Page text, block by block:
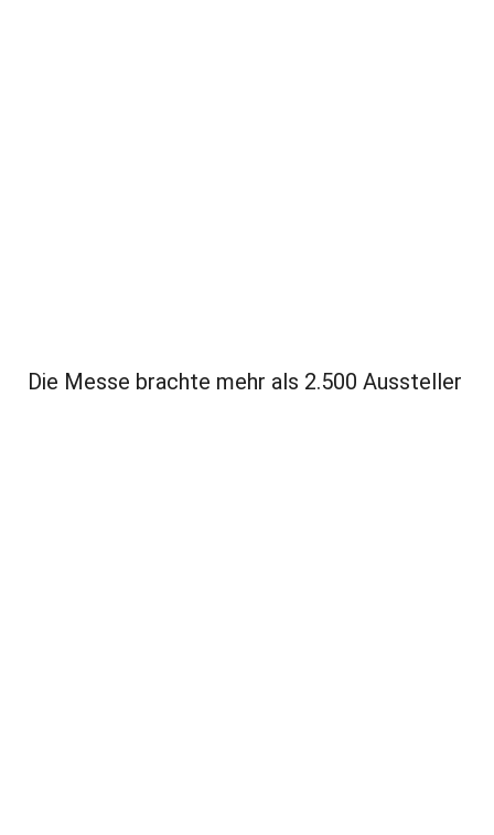
Die Messe brachte mehr als 2.500 Aussteller